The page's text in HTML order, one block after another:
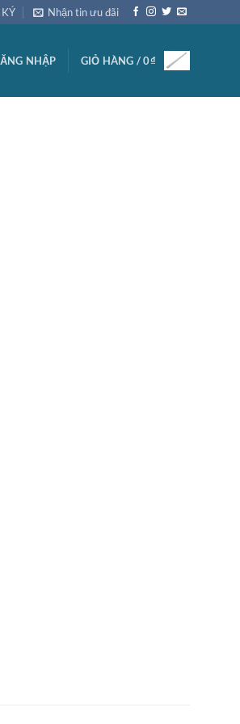
Nhận tin ưu đãi
NHẬP GIỎ HÀNG /0₫